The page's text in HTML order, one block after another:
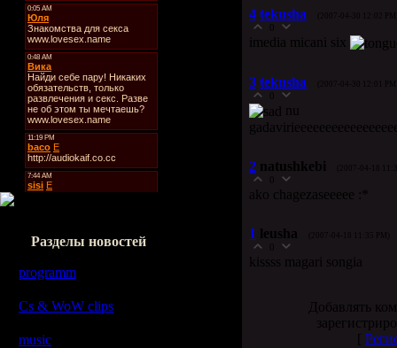
Разделы новостей
programm
Cs & WoW clips
music
4 tekusha
0
imedia micani six
3 tekusha
0
nu
2 natushkebi
0
ako chagezaseeeee :*
1 leusha
0
kissss magari songia
Добавлять